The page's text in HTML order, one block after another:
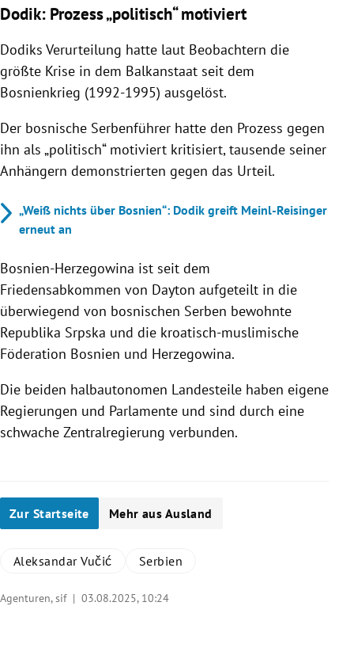
Dodik: Prozess „politisch“ motiviert
Dodiks Verurteilung hatte laut Beobachtern die
größte Krise in dem Balkanstaat seit dem
Bosnienkrieg (1992-1995) ausgelöst.
Der bosnische Serbenführer hatte den Prozess gegen
ihn als „politisch“ motiviert kritisiert, tausende seiner
Anhängern demonstrierten gegen das Urteil.
„Weiß nichts über Bosnien“: Dodik greift Meinl-Reisinger
erneut an
Bosnien-Herzegowina ist seit dem
Friedensabkommen von Dayton aufgeteilt in die
überwiegend von bosnischen Serben bewohnte
Republika Srpska und die kroatisch-muslimische
Föderation Bosnien und Herzegowina.
Die beiden halbautonomen Landesteile haben eigene
Regierungen und Parlamente und sind durch eine
schwache Zentralregierung verbunden.
Zur Startseite Mehr aus Ausland
Aleksandar Vučić Serbien
Agenturen, sif | 03.08.2025, 10:24